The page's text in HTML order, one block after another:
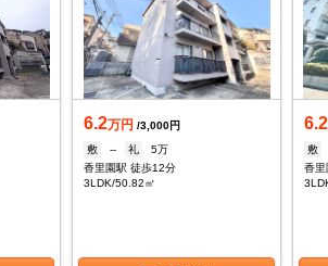
6.2万円 /3,000円
敷
-- 礼
5万
香里園駅 徒歩12分
3LDK/50.82㎡
6.2
敷
香